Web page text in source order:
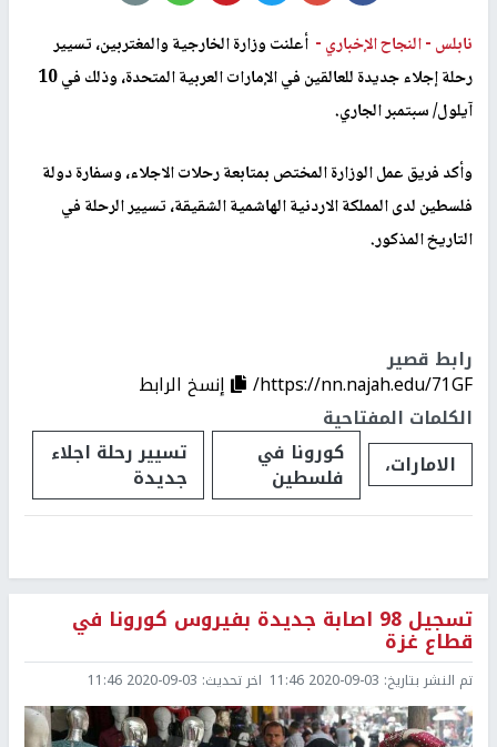
نابلس -النجاح الإخباري - أعلنت وزارة الخارجية والمغتربين، تسيير
رحلة إجلاء جديدة للعالقين في الإمارات العربية المتحدة، وذلك في 10
آيلول/ سبتمبر الجاري.
وأكد فريق عمل الوزارة المختص بمتابعة رحلات الاجلاء، وسفارة دولة
فلسطين لدى المملكة الاردنية الهاشمية الشقيقة، تسيير الرحلة في
التاريخ المذكور.
رابط قصير
https://nn.najah.edu/71GF/
إنسخ الرابط
الكلمات المفتاحية
الامارات،
كورونا في
فلسطين
تسيير رحلة اجلاء
جديدة
تسجيل 98 اصابة جديدة بفيروس كورونا في
قطاع غزة
تم النشر بتاريخ: 2020-09-03 11:46 اخر تحديث: 2020-09-03 11:46